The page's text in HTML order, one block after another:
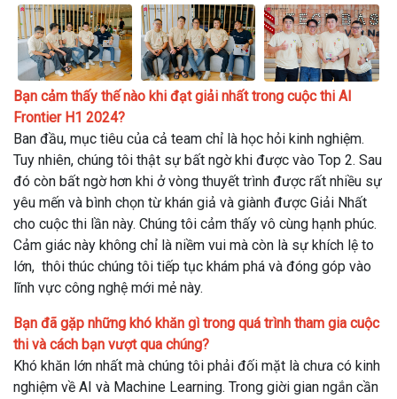
Bạn cảm thấy thế nào khi đạt giải nhất trong cuộc thi AI
Frontier H1 2024?
Ban đầu, mục tiêu của cả team chỉ là học hỏi kinh nghiệm.
Tuy nhiên, chúng tôi thật sự bất ngờ khi được vào Top 2. Sau
đó còn bất ngờ hơn khi ở vòng thuyết trình được rất nhiều sự
yêu mến và bình chọn từ khán giả và giành được Giải Nhất
cho cuộc thi lần này. Chúng tôi cảm thấy vô cùng hạnh phúc.
Cảm giác này không chỉ là niềm vui mà còn là sự khích lệ to
lớn, thôi thúc chúng tôi tiếp tục khám phá và đóng góp vào
lĩnh vực công nghệ mới mẻ này.
Bạn đã gặp những khó khăn gì trong quá trình tham gia cuộc
thi và cách bạn vượt qua chúng?
Khó khăn lớn nhất mà chúng tôi phải đối mặt là chưa có kinh
nghiệm về AI và Machine Learning. Trong giời gian ngắn cần